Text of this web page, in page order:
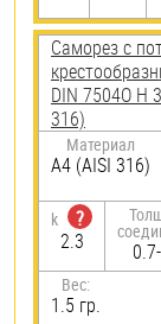
Саморез с
DIN 7504O H
316)
Материал
A4 (AISI 316)
k
?
2.3
Вес:
1.5 гр.